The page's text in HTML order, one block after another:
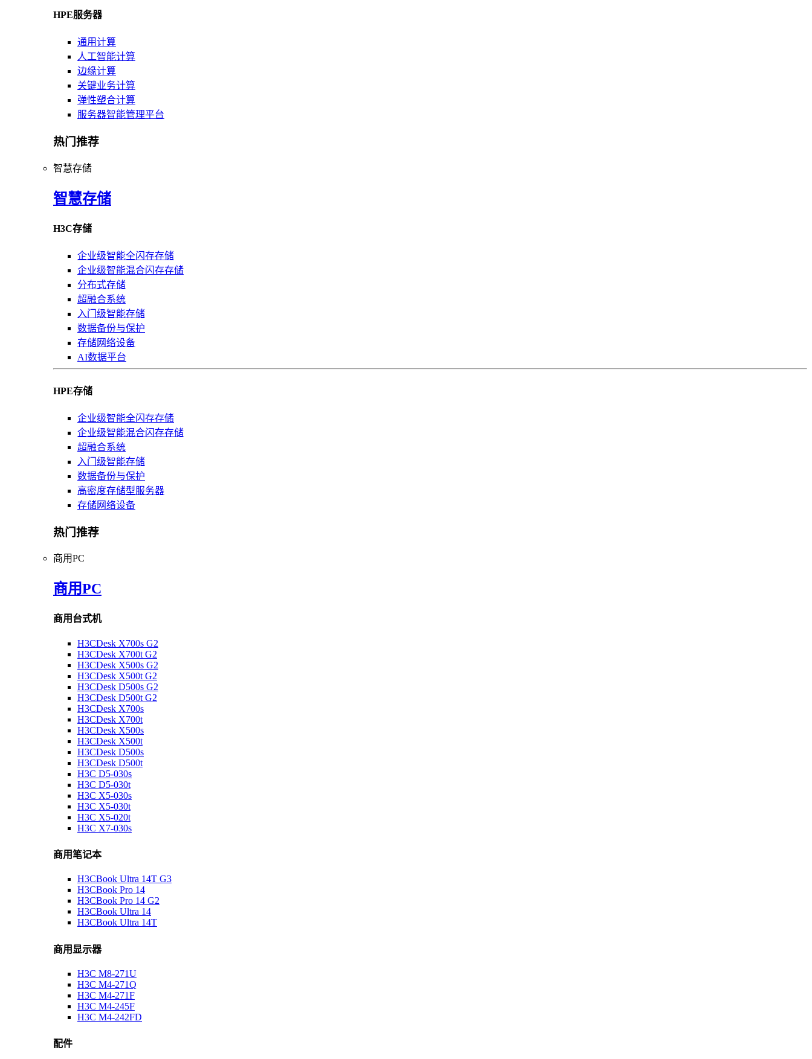
HPE服务器
通用计算
人工智能计算
边缘计算
关键业务计算
弹性塑合计算
服务器智能管理平台
热门推荐
智慧存储
智慧存储
H3C存储
企业级智能全闪存存储
企业级智能混合闪存存储
分布式存储
超融合系统
入门级智能存储
数据备份与保护
存储网络设备
AI数据平台
HPE存储
企业级智能全闪存存储
企业级智能混合闪存存储
超融合系统
入门级智能存储
数据备份与保护
高密度存储型服务器
存储网络设备
热门推荐
商用PC
商用PC
商用台式机
H3CDesk X700s G2
H3CDesk X700t G2
H3CDesk X500s G2
H3CDesk X500t G2
H3CDesk D500s G2
H3CDesk D500t G2
H3CDesk X700s
H3CDesk X700t
H3CDesk X500s
H3CDesk X500t
H3CDesk D500s
H3CDesk D500t
H3C D5-030s
H3C D5-030t
H3C X5-030s
H3C X5-030t
H3C X5-020t
H3C X7-030s
商用笔记本
H3CBook Ultra 14T G3
H3CBook Pro 14
H3CBook Pro 14 G2
H3CBook Ultra 14
H3CBook Ultra 14T
商用显示器
H3C M8-271U
H3C M4-271Q
H3C M4-271F
H3C M4-245F
H3C M4-242FD
配件